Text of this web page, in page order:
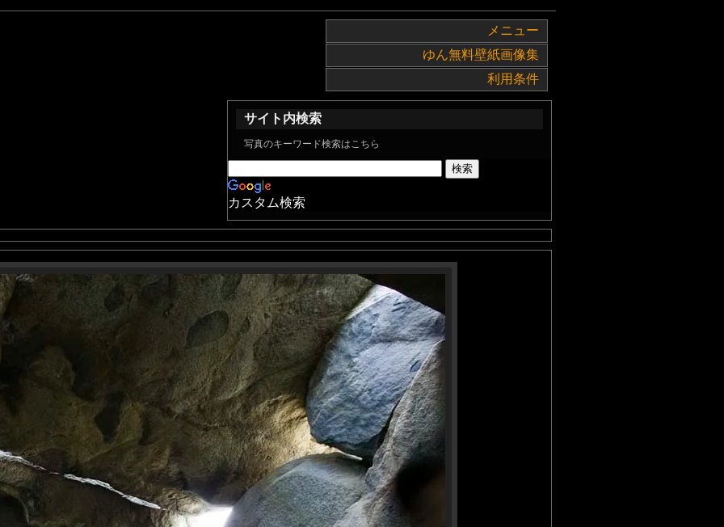
メニュー
ゆん無料壁紙画像集
利用条件
サイト内検索
写真のキーワード検索はこちら
カスタム検索